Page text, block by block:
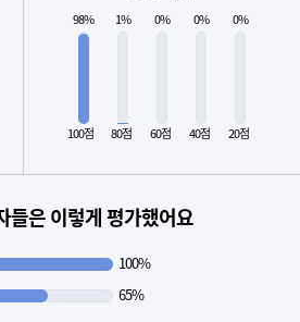
98%
100점
1%
80점
0%
60점
0%
40점
0%
20점
들은 이렇게 평가했어요
100%
65%